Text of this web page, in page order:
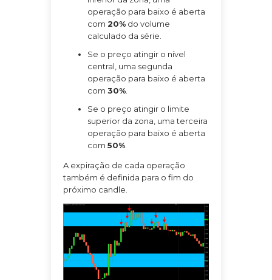
operação para baixo é aberta
com 20% do volume
calculado da série.
Se o preço atingir o nível
central, uma segunda
operação para baixo é aberta
com 30%
Se o preço atingir o limite
superior da zona, uma terceira
operação para baixo é aberta
com 50%
A expiração de cada operação
também é definida para o fim do
próximo candle.